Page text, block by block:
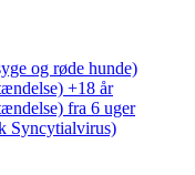
og røde hunde)
+18 år
fra 6 uger
Syncytialvirus)